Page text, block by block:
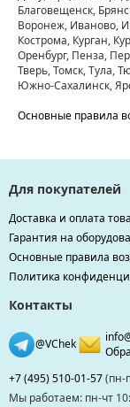
Благовещенск,
Воронеж, Иваново,
Кострома, Курган,
Оренбург, Пенза,
Тверь, Томск, Тула,
Южно-Сахалинск,
Основные правила
Для покупателей
Доставка и оплата
Гарантия на
Основные правила
Политика
Контакты
@VChek
+7 (495) 510-01-57(пн-
Мы работаем: пн-чт